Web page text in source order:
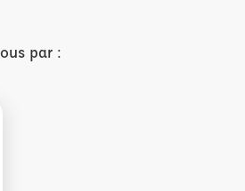
par :